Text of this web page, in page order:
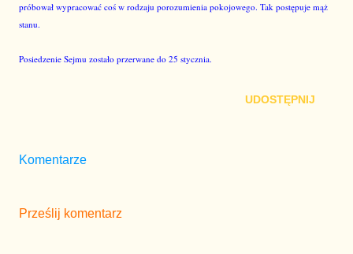
próbował wypracować coś w rodzaju porozumienia pokojowego. Tak postępuje mąż
stanu.
Posiedzenie Sejmu zostało przerwane do 25 stycznia.
UDOSTĘPNIJ
Komentarze
Prześlij komentarz